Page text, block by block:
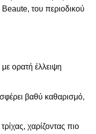
του περιοδικού
με ορατή έλλειψη
βαθύ καθαρισμό,
χαρίζοντας πιο